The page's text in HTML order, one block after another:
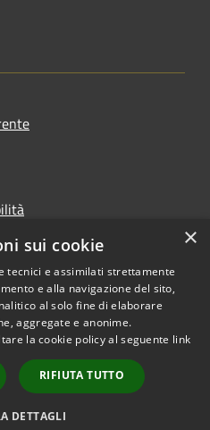
Copyright © 2026 • Comune di
Bardolino • Powered by
Municipium•
Accesso
redazione
×
sui cookie
tecnici e assimilati strettamente
e alla navigazione del sito,
al solo fine di elaborare
aggregate e anonime.
la cookie policy al seguente link
RIFIUTA TUTTO
DETTAGLI